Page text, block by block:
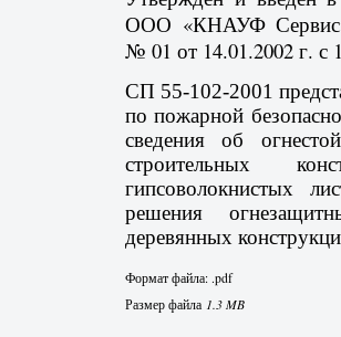
ООО «КНАУФ
№ 01 от 14.01.2002 г. с
СП 55-102-2001
по пожарной
сведения об
строительных
гипсоволокнистых
решения
деревянных
Формат файла: .pdf
Размер файла 1.3 MB